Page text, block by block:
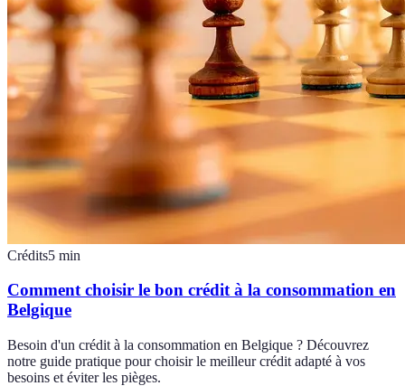
Crédits5 min
Comment choisir le bon crédit à la consommation en
Belgique
Besoin d'un crédit à la consommation en Belgique ? Découvrez
notre guide pratique pour choisir le meilleur crédit adapté à vos
besoins et éviter les pièges.